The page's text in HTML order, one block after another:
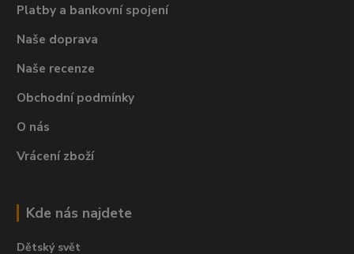
Platby a bankovní spojení
Naše doprava
Naše recenze
Obchodní podmínky
O nás
Vrácení zboží
Kde nás najdete
Dětský svět